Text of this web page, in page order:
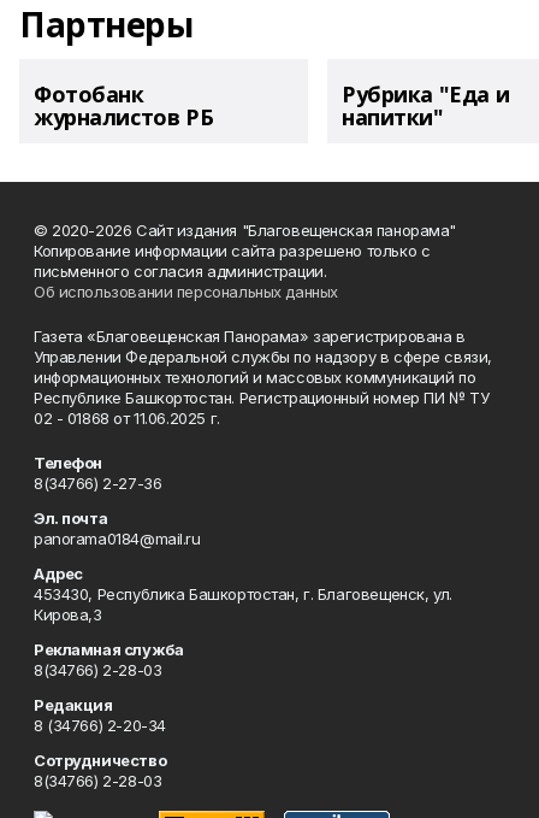
Партнеры
Фотобанк
журналистов РБ
Рубрика "Еда и
напитки"
© 2020-2026 Сайт издания "Благовещенская панорама"
Копирование информации сайта разрешено только с
письменного согласия администрации.
Об использовании персональных данных
Газета «Благовещенская Панорама» зарегистрирована в
Управлении Федеральной службы по надзору в сфере связи,
информационных технологий и массовых коммуникаций по
Республике Башкортостан. Регистрационный номер ПИ № ТУ
02 - 01868 от 11.06.2025 г.
Телефон
8(34766) 2-27-36
Эл. почта
panorama0184@mail.ru
Адрес
453430, Республика Башкортостан, г. Благовещенск, ул.
Кирова,3
Рекламная служба
8(34766) 2-28-03
Редакция
8 (34766) 2-20-34
Сотрудничество
8(34766) 2-28-03